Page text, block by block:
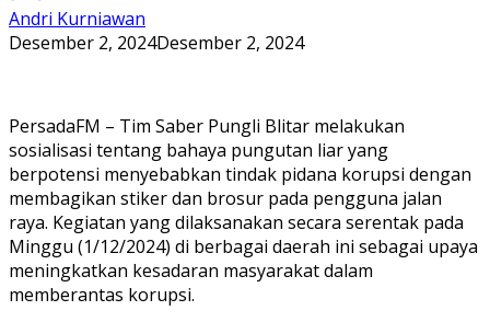
Andri Kurniawan
Desember 2, 2024Desember 2, 2024
PersadaFM – Tim Saber Pungli Blitar melakukan
sosialisasi tentang bahaya pungutan liar yang
berpotensi menyebabkan tindak pidana korupsi dengan
membagikan stiker dan brosur pada pengguna jalan
raya. Kegiatan yang dilaksanakan secara serentak pada
Minggu (1/12/2024) di berbagai daerah ini sebagai upaya
meningkatkan kesadaran masyarakat dalam
memberantas korupsi.